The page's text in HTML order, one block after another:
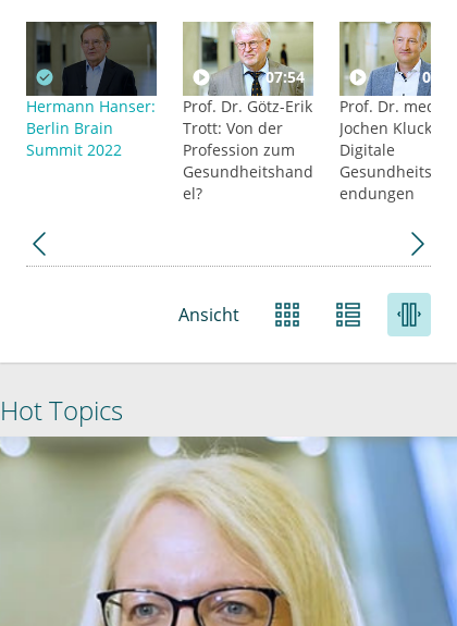
Hermann Hanser:
Berlin Brain
Summit 2022
07:54
Prof. Dr. Götz-Erik
Trott: Von der
Profession zum
Gesundheitshand
el?
06:14
Prof. Dr. med.
Jochen Klucken:
Digitale
Gesundheitsanw
endungen
Ansicht
Hot Topics